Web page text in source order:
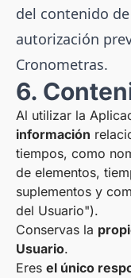
del contenido
autorización
Cronometras.
6.
Al utilizar la
información
tiempos, como
de elementos,
suplementos y
del Usuario").
Conservas la
Usuario.
Eres el único